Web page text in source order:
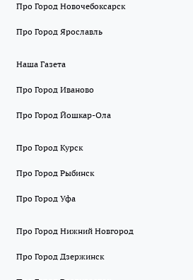
Про Город Новочебоксарск
Про Город Ярославль
Наша Газета
Про Город Иваново
Про Город Йошкар-Ола
Про Город Курск
Про Город Рыбинск
Про Город Уфа
Про Город Нижний Новгород
Про Город Дзержинск